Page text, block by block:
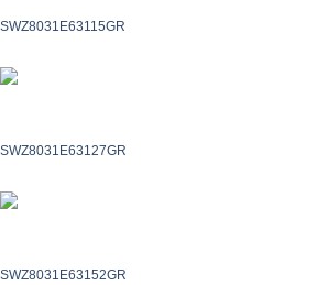
SWZ8031E63115GR
SWZ8031E63127GR
SWZ8031E63152GR